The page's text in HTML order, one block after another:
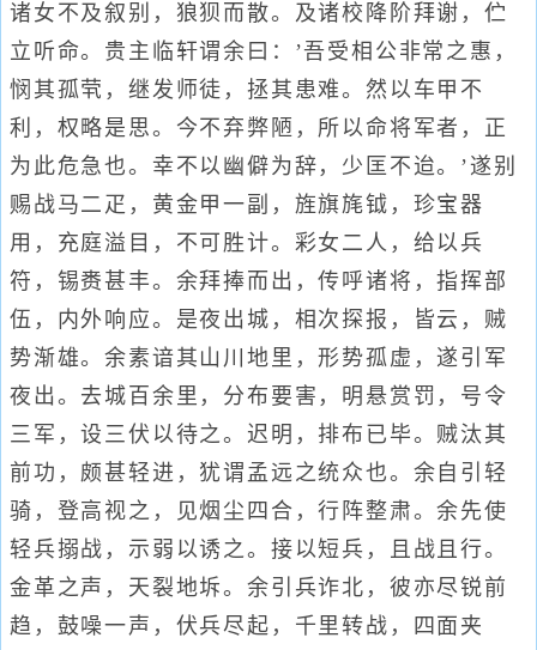
诸女不及叙别，狼狈而散。及诸校降阶拜谢，伫
立听命。贵主临轩谓余曰：’吾受相公非常之惠，
悯其孤茕，继发师徒，拯其患难。然以车甲不
利，权略是思。今不弃弊陋，所以命将军者，正
为此危急也。幸不以幽僻为辞，少匡不迨。’遂别
赐战马二疋，黄金甲一副，旌旗旄钺，珍宝器
用，充庭溢目，不可胜计。彩女二人，给以兵
符，锡赉甚丰。余拜捧而出，传呼诸将，指挥部
伍，内外响应。是夜出城，相次探报，皆云，贼
势渐雄。余素谙其山川地里，形势孤虚，遂引军
夜出。去城百余里，分布要害，明悬赏罚，号令
三军，设三伏以待之。迟明，排布已毕。贼汰其
前功，颇甚轻进，犹谓孟远之统众也。余自引轻
骑，登高视之，见烟尘四合，行阵整肃。余先使
轻兵搦战，示弱以诱之。接以短兵，且战且行。
金革之声，天裂地坼。余引兵诈北，彼亦尽锐前
趋，鼓噪一声，伏兵尽起，千里转战，四面夹